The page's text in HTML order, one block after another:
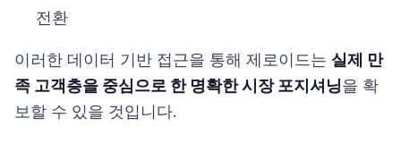
전환
이러한 데이터 기반 접근을 통해 제로이드는 실제 만
족 고객층을 중심으로 한 명확한 시장 포지셔닝을 확
보할 수 있을 것입니다.